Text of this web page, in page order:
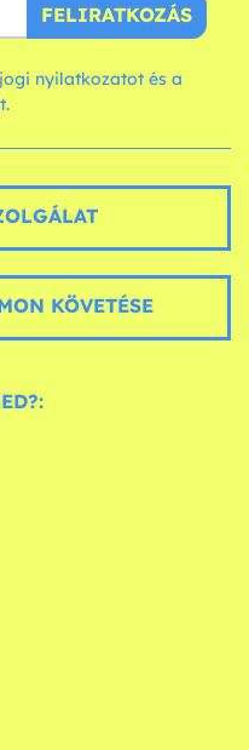
FELIRATKOZÁS
nyilatkozatot és a
KÖVETÉSE